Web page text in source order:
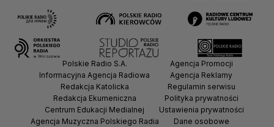
Polskie Radio S.A.
Informacyjna Agencja Radiowa
Redakcja Katolicka
Redakcja Ekumeniczna
Centrum Edukacji Medialnej
Agencja Muzyczna Polskiego Radia
Agencja Promocji
Agencja Reklamy
Regulamin serwisu
Polityka prywatności
Ustawienia prywatności
Dane osobowe